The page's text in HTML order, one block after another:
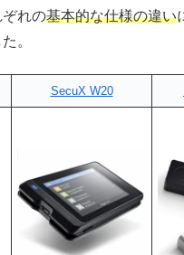
ぞれの基本的な仕様の違い
。
SecuX W20